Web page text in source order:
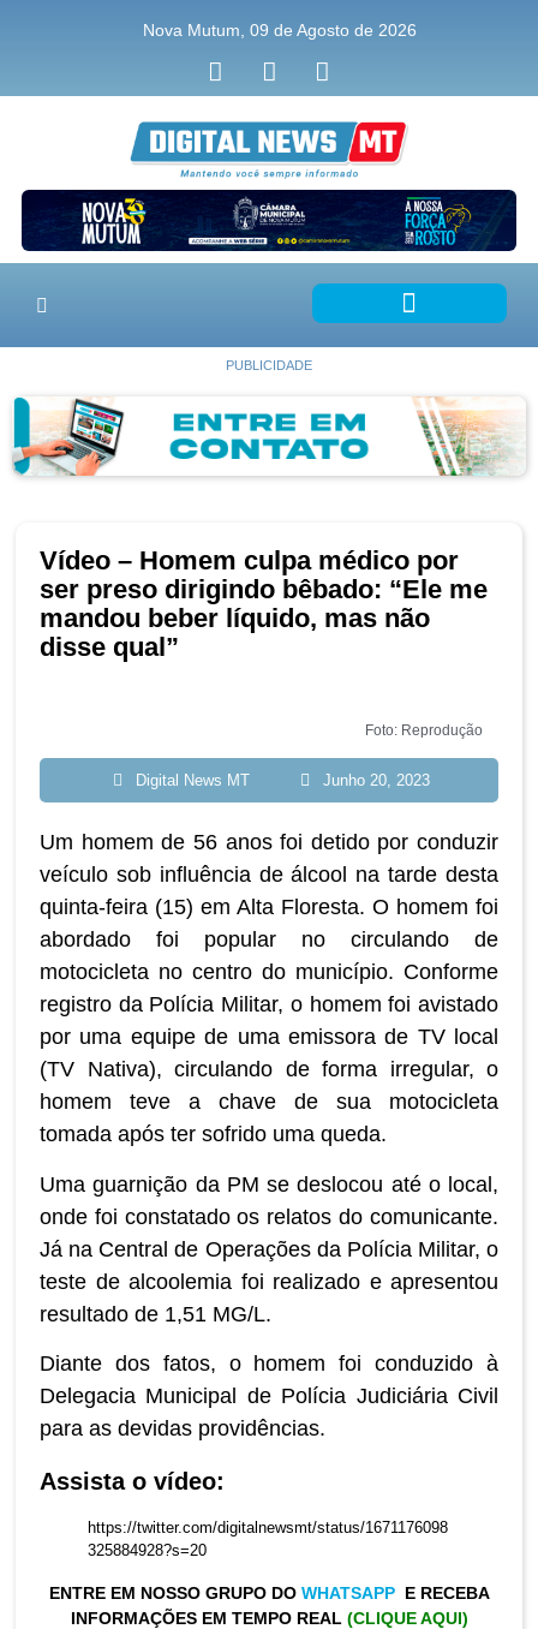
Nova Mutum, 09 de Agosto de 2026
PUBLICIDADE
Vídeo – Homem culpa médico por
ser preso dirigindo bêbado: “Ele me
mandou beber líquido, mas não
disse qual”
Foto: Reprodução
Digital News MT Junho 20, 2023
Um homem de 56 anos foi detido por conduzir
veículo sob influência de álcool na tarde desta
quinta-feira (15) em Alta Floresta. O homem foi
abordado foi popular no circulando de
motocicleta no centro do município. Conforme
registro da Polícia Militar, o homem foi avistado
por uma equipe de uma emissora de TV local
(TV Nativa), circulando de forma irregular, o
homem teve a chave de sua motocicleta
tomada após ter sofrido uma queda.
Uma guarnição da PM se deslocou até o local,
onde foi constatado os relatos do comunicante.
Já na Central de Operações da Polícia Militar, o
teste de alcoolemia foi realizado e apresentou
resultado de 1,51 MG/L.
Diante dos fatos, o homem foi conduzido à
Delegacia Municipal de Polícia Judiciária Civil
para as devidas providências.
Assista o vídeo:
https://twitter.com/digitalnewsmt/status/1671176098
325884928?s=20
ENTRE EM NOSSO GRUPO DO WHATSAPP E RECEBA
INFORMAÇÕES EM TEMPO REAL (CLIQUE AQUI)